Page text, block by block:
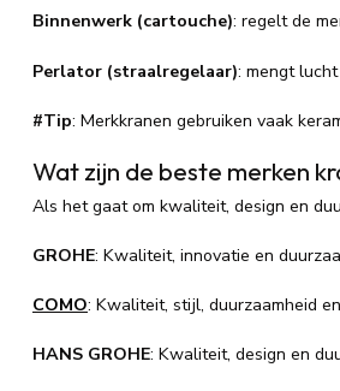
Binnenwerk (cartouche): regelt de
Perlator (straalregelaar): mengt
#Tip: Merkkranen gebruiken vaak
Wat zijn de beste merken
Als het gaat om kwaliteit, design en
GROHE: Kwaliteit, innovatie en
COMO: Kwaliteit, stijl, duurzaamheid
HANS GROHE: Kwaliteit, design en